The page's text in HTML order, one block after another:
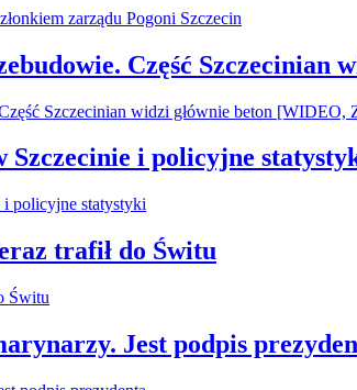
Część
i policyjne
trafił do Świtu
Jest podpis